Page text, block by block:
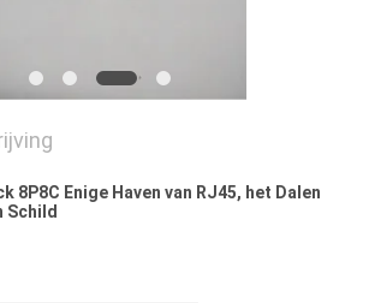
8P8C Enige Haven van RJ45, het Dalen
Schild